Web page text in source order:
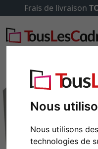
Nous
Nous utilisons
technologies de
Frais de livraison